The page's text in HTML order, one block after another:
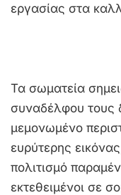
εργασίας στα
Τα σωματεία
συναδέλφου τους
μεμονωμένο
ευρύτερης
πολιτισμό
εκτεθειμένοι σε